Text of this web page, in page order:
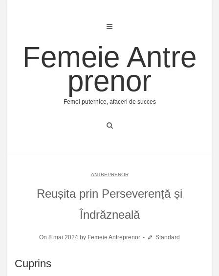
Femeie Antre
prenor
Femei puternice, afaceri de succes
ANTREPRENOR
Reușita prin Perseverență și
Îndrăzneală
On 8 mai 2024 by Femeie Antreprenor Standard
Cuprins